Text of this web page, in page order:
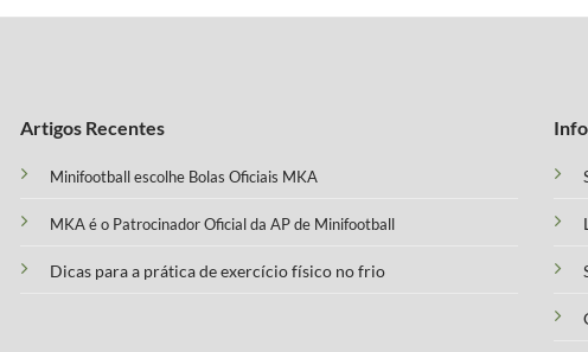
Artigos Recentes
Minifootball escolhe Bolas Oficiais MKA
MKA é o Patrocinador Oficial da AP de Minifootball
Dicas para a prática de exercício físico no frio